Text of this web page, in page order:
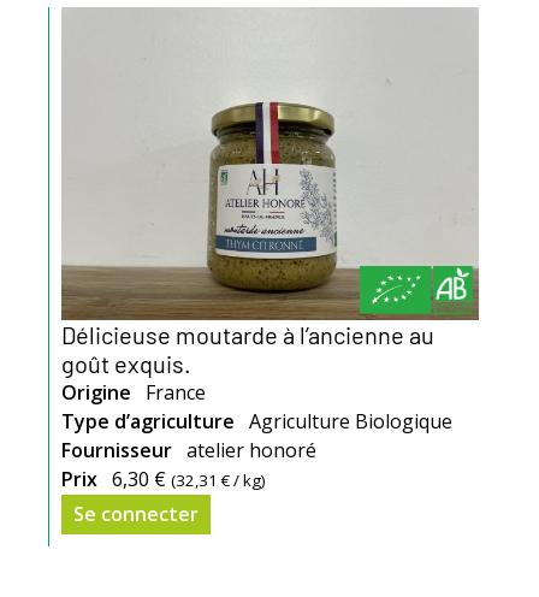
Délicieuse moutarde à l’ancienne au
goût exquis.
Origine
France
Type d’agriculture Agriculture Biologique
Fournisseur atelier honoré
Prix 6,30 € (32,31 €/ kg)
Se connecter